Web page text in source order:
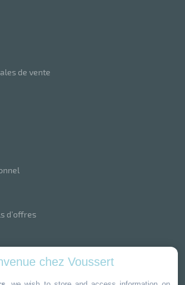
de vente
d’offres
chez Voussert